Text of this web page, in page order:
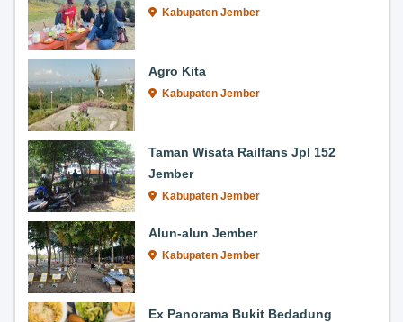
Kabupaten Jember
Agro Kita
Kabupaten Jember
Taman Wisata Railfans Jpl 152
Jember
Kabupaten Jember
Alun-alun Jember
Kabupaten Jember
Ex Panorama Bukit Bedadung